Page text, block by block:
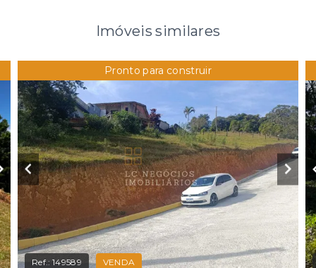
Imóveis similares
Pronto para construir
Ref.:149589 VENDA